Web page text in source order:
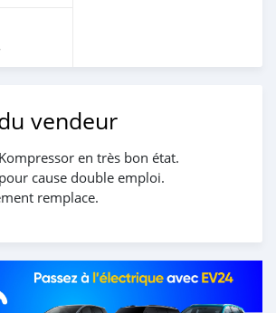
vendeur
en très bon état.
cause double emploi.
remplace.